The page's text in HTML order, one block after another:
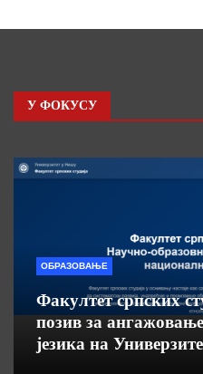
У ФОКУСУ
ОБРАЗОВАЊЕ
Факултет српских
позив за
језика на